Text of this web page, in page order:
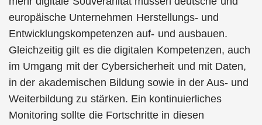
europäische Unternehmen Herstellungs- und
Entwicklungskompetenzen auf- und ausbauen.
Gleichzeitig gilt es die digitalen Kompetenzen, auch
im Umgang mit der Cybersicherheit und mit Daten,
in der akademischen Bildung sowie in der Aus- und
Weiterbildung zu stärken. Ein kontinuierliches
Monitoring sollte die Fortschritte in diesen